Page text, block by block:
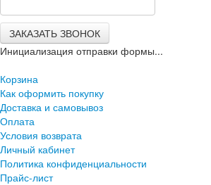
ЗАКАЗАТЬ ЗВОНОК
Инициализация отправки формы...
Корзина
Как оформить покупку
Доставка и самовывоз
Оплата
Условия возврата
Личный кабинет
Политика конфиденциальности
Прайс-лист